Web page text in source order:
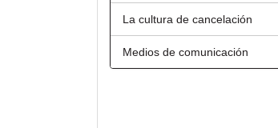
La cultura de cancelación
Medios de comunicación